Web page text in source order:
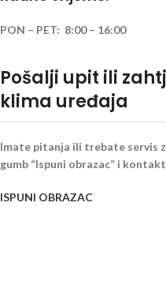
PON – PET: 8:00 – 16:00
Pošalji upit ili
klima uređaja
Imate pitanja ili trebate servis
gumb “Ispuni obrazac” i
ISPUNI OBRAZAC